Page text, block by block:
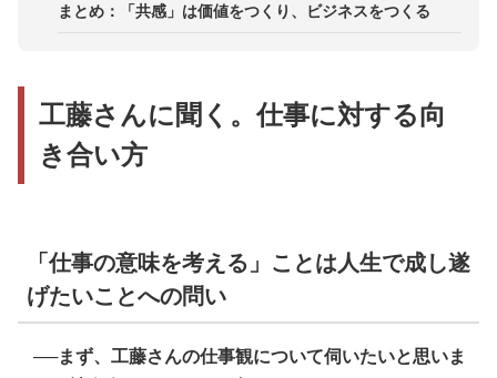
得意なスープで「食のバリアフリー」を
まとめ：「共感」は価値をつくり、ビジネスをつくる
工藤さんに聞く。仕事に対する向
き合い方
「仕事の意味を考える」ことは人生で成し遂
げたいことへの問い
──まず、工藤さんの仕事観について伺いたいと思いま